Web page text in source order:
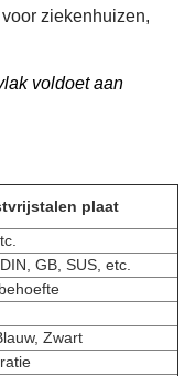
ziekenhuizen,
voldoet aan
plaat
GB, SUS, etc.
Zwart